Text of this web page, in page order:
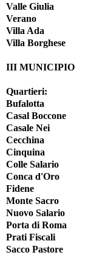
Valle Giulia
Verano
Villa Ada
Villa Borghese
III MUNICIPIO
Quartieri:
Bufalotta
Casal Boccone
Casale Nei
Cecchina
Cinquina
Colle Salario
Conca d'Oro
Fidene
Monte Sacro
Nuovo Salario
Porta di Roma
Prati Fiscali
Sacco Pastore